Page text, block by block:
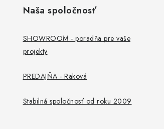
Naša spoločnosť
SHOWROOM - poradňa pre vaše
projekty
PREDAJŇA - Raková
Stabilná spoločnosť od roku 2009